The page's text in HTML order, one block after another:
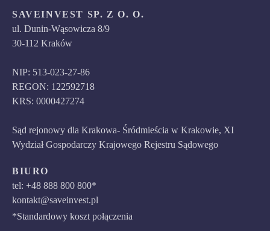
SAVEINVEST SP. Z O. O.
ul. Dunin-Wąsowicza 8/9
30-112 Kraków
NIP: 513-023-27-86
REGON: 122592718
KRS: 0000427274
Sąd rejonowy dla Krakowa- Śródmieścia w Krakowie, XI
Wydział Gospodarczy Krajowego Rejestru Sądowego
BIURO
tel: +48 888 800 800*
kontakt@saveinvest.pl
*Standardowy koszt połączenia